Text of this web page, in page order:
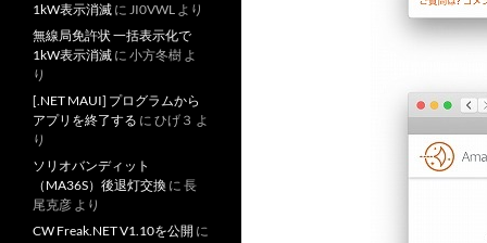
1kW表示消滅 に JI0VWL より
無線局免許状 一括表示化で
1kW表示消滅 に 小方冬樹 よ
り
[.NET MAUI] プログラムから
アプリを終了する に ひげ３ よ
り
ソリオバンディット
（MA36S）後退灯交換 に 長
尾克彦 より
CW Freak.NET V1.10を公開 に